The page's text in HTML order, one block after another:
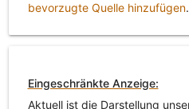
bevorzugte Quelle hinzufügen.
Eingeschränkte Anzeige:
Aktuell ist die Darstellung